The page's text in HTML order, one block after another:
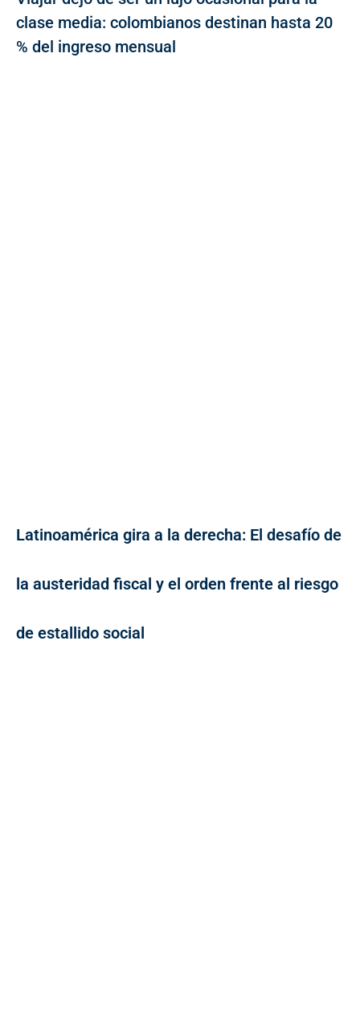
clase media: colombianos destinan hasta 20
% del ingreso mensual
Latinoamérica gira a la derecha: El desafío de
la austeridad fiscal y el orden frente al riesgo
de estallido social